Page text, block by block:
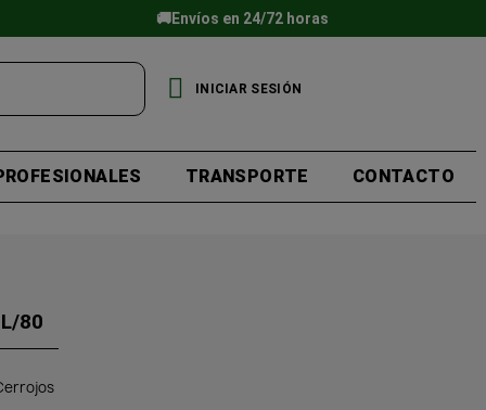
🚚Envíos en 24/72 horas
INICIAR SESIÓN
TRANSPORTE CONTACTO
80